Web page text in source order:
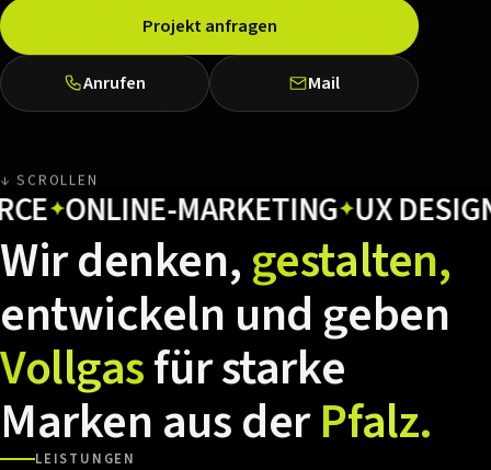
Projekt anfragen
Anrufen Mail
↓ SCROLLEN
ONLINE-MARKETING✦UX DESIGN✦
Wirdenken,gestalten,
entwickeln und geben
Vollgasfürstarke
MarkenausderPfalz.
LEISTUNGEN